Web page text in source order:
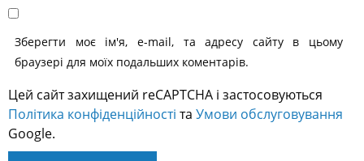
Зберегти моє ім'я, e-mail, та адресу сайту в цьому
браузері для моїх подальших коментарів.
Цей сайт захищений reCAPTCHA і застосовуються
Політика конфіденційності та Умови обслуговування
Google.